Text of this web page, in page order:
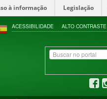
à informação Legislação
ACESSIBILIDADE ALTO CONTRASTE